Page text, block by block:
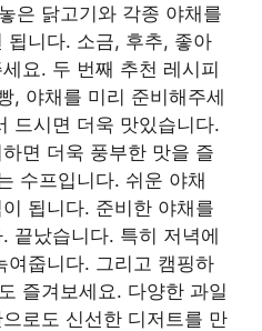
은 닭고기와 각종 야채를
됩니다. 소금, 후추, 좋아
요. 두 번째 추천 레시피
, 야채를 미리 준비해주세
드시면 더욱 맛있습니다.
면 더욱 풍부한 맛을 즐
수프입니다. 쉬운 야채
됩니다. 준비한 야채를
끝났습니다. 특히 저녁에
여줍니다. 그리고 캠핑하
즐겨보세요. 다양한 과일
로도 신선한 디저트를 만